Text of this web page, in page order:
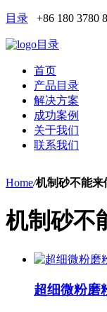
目录 +86 180 3780
目录
首页
产品目录
解决方案
成功案例
关于我们
联系我们
Home/机制砂不能来
机制砂不
超细微粉磨